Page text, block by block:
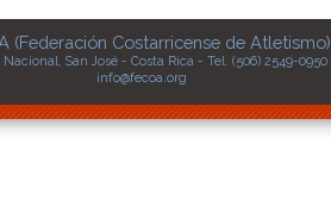
(Federación Costarricense de Atletismo)
Nacional, San José - Costa Rica - Tel. (506) 2549-0950
info@fecoa.org